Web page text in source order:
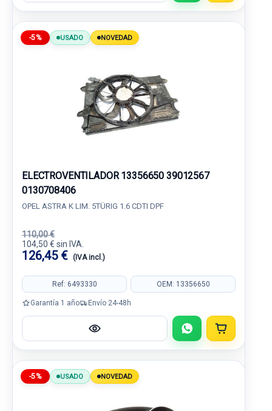
-5% USADO NOVEDAD
ELECTROVENTILADOR 13356650 39012567
0130708406
OPEL ASTRA K LIM. 5TÜRIG 1.6 CDTI DPF
110,00 €
104,50 € sin IVA.
126,45 € (IVA incl.)
Ref: 6493330 OEM: 13356650
Garantía 1 año Envío 24-48h
-5% USADO NOVEDAD